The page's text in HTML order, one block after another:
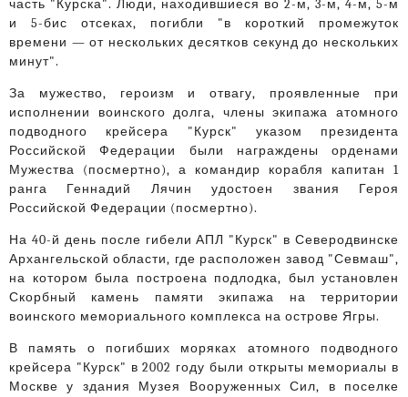
часть "Курска". Люди, находившиеся во 2-м, 3-м, 4-м, 5-м
и 5-бис отсеках, погибли "в короткий промежуток
времени — от нескольких десятков секунд до нескольких
минут".
За мужество, героизм и отвагу, проявленные при
исполнении воинского долга, члены экипажа атомного
подводного крейсера "Курск" указом президента
Российской Федерации были награждены орденами
Мужества (посмертно), а командир корабля капитан 1
ранга Геннадий Лячин удостоен звания Героя
Российской Федерации (посмертно).
На 40-й день после гибели АПЛ "Курск" в Северодвинске
Архангельской области, где расположен завод "Севмаш",
на котором была построена подлодка, был установлен
Скорбный камень памяти экипажа на территории
воинского мемориального комплекса на острове Ягры.
В память о погибших моряках атомного подводного
крейсера "Курск" в 2002 году были открыты мемориалы в
Москве у здания Музея Вооруженных Сил, в поселке